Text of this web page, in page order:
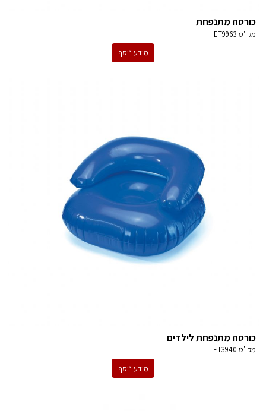
כורסה מתנפחת
מק''ט ET9963
מידע נוסף
כורסה מתנפחת לילדים
מק''ט ET3940
מידע נוסף